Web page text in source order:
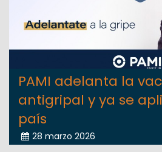
PAMI adelanta la
antigripal y ya se
país
28 marzo 2026